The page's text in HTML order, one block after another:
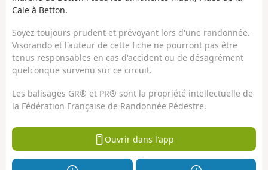
Cale à Betton.
Soyez toujours prudent et prévoyant lors d'une randonnée.
Visorando et l'auteur de cette fiche ne pourront pas être
tenus responsables en cas d'accident ou de désagrément
quelconque survenu sur ce circuit.
Les balisages GR® et PR® sont la propriété intellectuelle de
la Fédération Française de Randonnée Pédestre.
Ouvrir dans l'app